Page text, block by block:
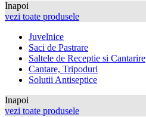
Inapoi
vezi toate produsele
Juvelnice
Saci de Pastrare
Saltele de Receptie si Cantarire
Cantare, Tripoduri
Solutii Antiseptice
Inapoi
vezi toate produsele